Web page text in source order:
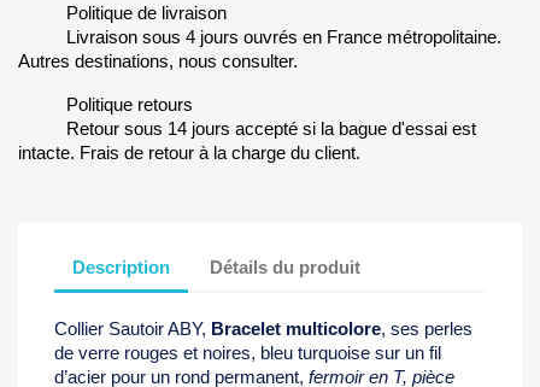
Politique de livraison
Livraison sous 4 jours ouvrés en France métropolitaine.
Autres destinations, nous consulter.
Politique retours
Retour sous 14 jours accepté si la bague d'essai est
intacte. Frais de retour à la charge du client.
Description Détails du produit
Collier Sautoir ABY, Bracelet multicolore, ses perles
de verre rouges et noires, bleu turquoise sur un fil
d’acier pour un rond permanent, fermoir en T, pièce